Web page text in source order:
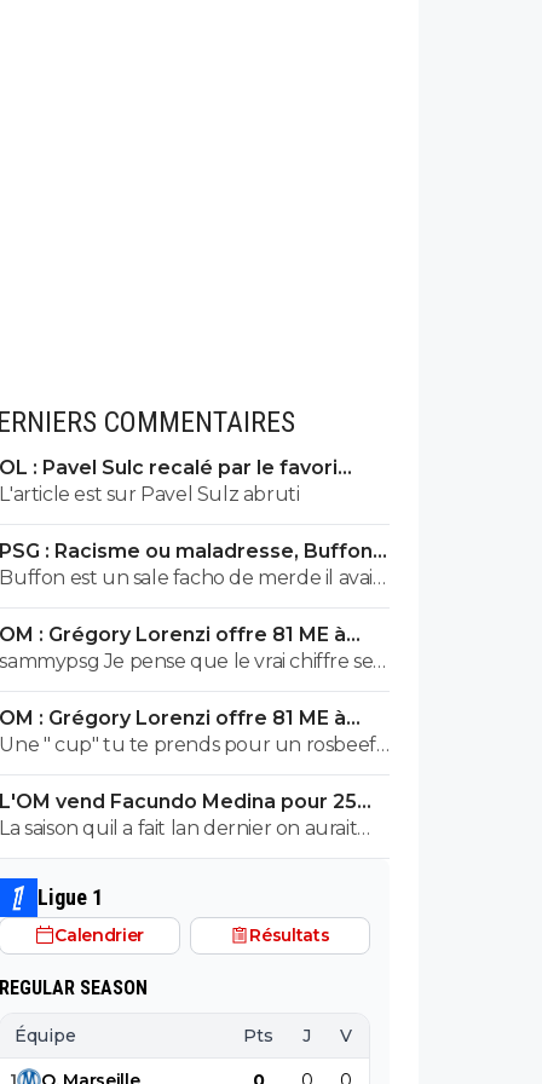
COMMENTAIRES
OL : Pavel Sulc recalé par le favori
numéro 1 du mercato
L'article est sur Pavel Sulz abruti
PSG : Racisme ou maladresse, Buffon
écarte Suzuki
Buffon est un sale facho de merde il avait
le numéro 88 cetait pas un hasard...
OM : Grégory Lorenzi offre 81 ME à
Frank McCourt
sammypsg Je pense que le vrai chiffre se
situe entre 620 et 700 M
OM : Grégory Lorenzi offre 81 ME à
Frank McCourt
Une " cup" tu te prends pour un rosbeef
? Lol
L'OM vend Facundo Medina pour 25ME
à Leverkusen
La saison quil a fait lan dernier on aurait
pris le u19 ou u 17 de son poste ils auraient
pas fait pire, il a ete blessé plus 1/3 de la
saison et le peu de fois où on l'a vue bah
putain...je sais pas lors de quel match tu l'a
et ses croissants a la place des pieds et
faire des faute 1 duel sur 3..
Ligue 1
Calendrier Résultats
REGULAR SEASON
Équipe Pts J V